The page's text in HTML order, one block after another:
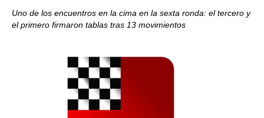
Uno de los encuentros en la cima en la sexta ronda: el tercero y
el primero firmaron tablas tras 13 movimientos